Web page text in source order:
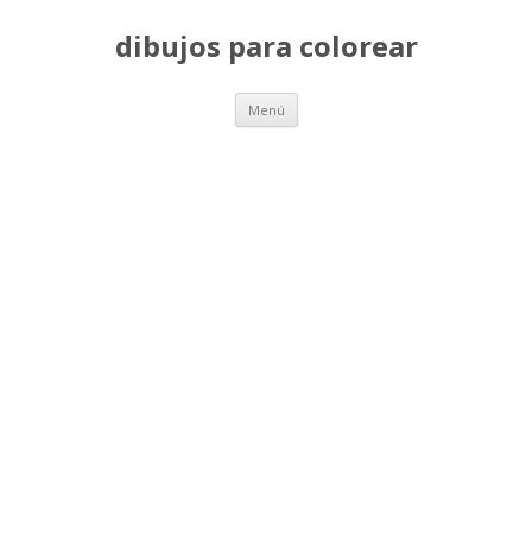
dibujos para colorear
Menú Saltar
contenido